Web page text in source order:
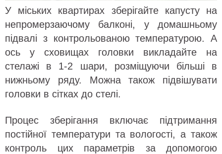
У міських квартирах зберігайте капусту на
непромерзаючому балконі, у домашньому
підвалі з контрольованою температурою. А
ось у сховищах головки викладайте на
стелажі в 1-2 шари, розміщуючи більші в
нижньому ряду. Можна також підвішувати
головки в сітках до стелі.
Процес зберігання включає підтримання
постійної температури та вологості, а також
контроль цих параметрів за допомогою